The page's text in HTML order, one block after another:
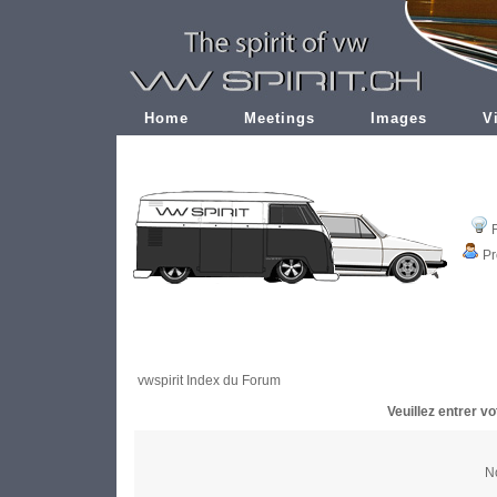
Home Meetings Images
vwspirit Index du Forum
Veuillez entrer